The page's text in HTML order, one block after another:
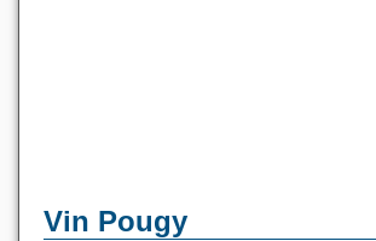
Vin Pougy